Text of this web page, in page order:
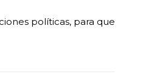
políticas, para que